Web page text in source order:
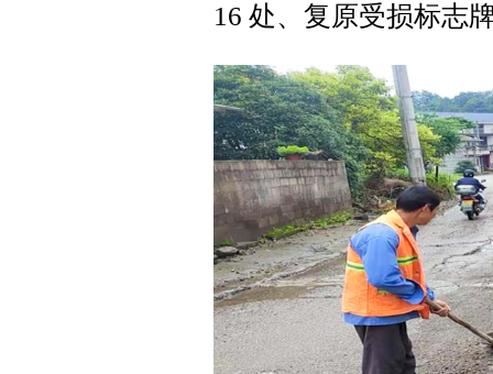
16 处、复原受损标志